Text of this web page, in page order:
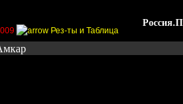
Рез-ты и Таблица